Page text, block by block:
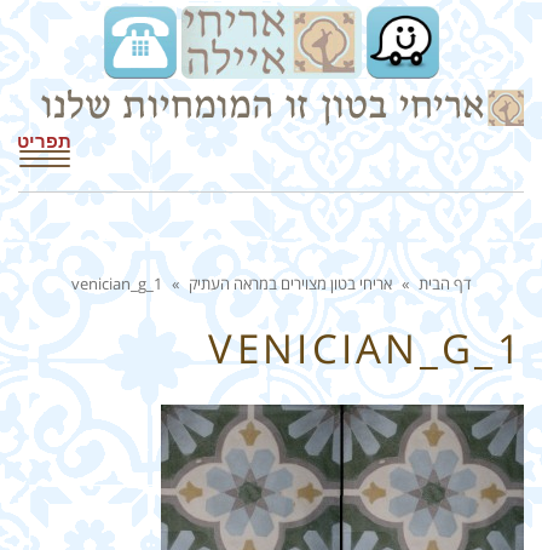
תפריט
דף הבית » אריחי בטון מצוירים במראה העתיק »
venician_g_1
VENICIAN_G_1